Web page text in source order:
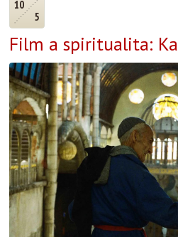
10
5
Film a spiritualita: